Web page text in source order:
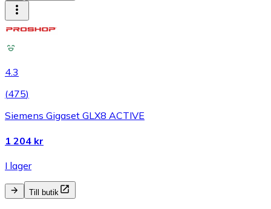
4.3
(475)
Siemens Gigaset GLX8 ACTIVE
1 204 kr
I lager
Till butik